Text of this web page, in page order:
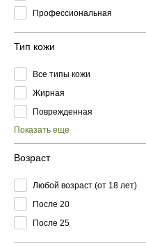
Профессиональная
Тип кожи
Все типы кожи
Жирная
Поврежденная
Показать еще
Возраст
Любой возраст (от 18 лет)
После 20
После 25